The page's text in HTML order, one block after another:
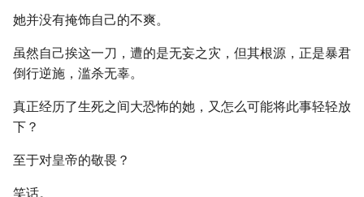
她并没有掩饰自己的不爽。
虽然自己挨这一刀，遭的是无妄之灾，但其根源，正是暴君
倒行逆施，滥杀无辜。
真正经历了生死之间大恐怖的她，又怎么可能将此事轻轻放
下？
至于对皇帝的敬畏？
笑话。